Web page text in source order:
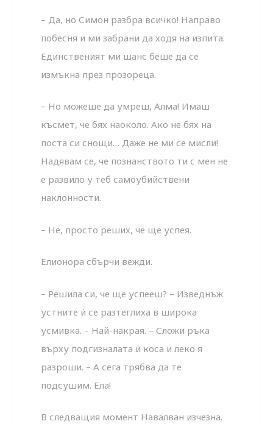
– Да, но Симон разбра всичко! Направо
побесня и ми забрани да ходя на изпита.
Единственият ми шанс беше да се
измъкна през прозореца.
– Но можеше да умреш, Алма! Имаш
късмет, че бях наоколо. Ако не бях на
поста си снощи… Даже не ми се мисли!
Надявам се, че познанството ти с мен не
е развило у теб самоубийствени
наклонности.
– Не, просто реших, че ще успея.
Елионора сбърчи вежди.
– Решила си, че ще успееш? – Изведнъж
устните ѝ се разтеглиха в широка
усмивка. – Най-накрая. – Сложи ръка
върху подгизналата ѝ коса и леко я
разроши. – А сега трябва да те
подсушим. Ела!
В следващия момент Навалван изчезна.